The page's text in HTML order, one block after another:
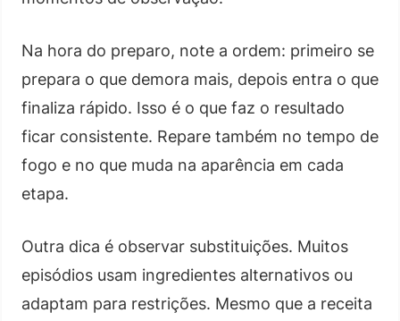
Na hora do preparo, note a ordem: primeiro se
prepara o que demora mais, depois entra o que
finaliza rápido. Isso é o que faz o resultado
ficar consistente. Repare também no tempo de
fogo e no que muda na aparência em cada
etapa.
Outra dica é observar substituições. Muitos
episódios usam ingredientes alternativos ou
adaptam para restrições. Mesmo que a receita